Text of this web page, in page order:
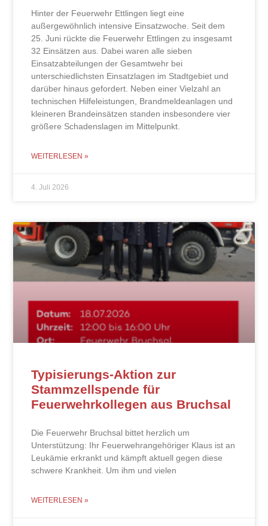
Hinter der Feuerwehr Ettlingen liegt eine
außergewöhnlich intensive Einsatzwoche. Seit dem
25. Juni rückte die Feuerwehr Ettlingen zu insgesamt
32 Einsätzen aus. Dabei waren alle sieben
Einsatzabteilungen der Gesamtwehr bei
unterschiedlichsten Einsatzlagen im Stadtgebiet und
darüber hinaus gefordert. Neben einer Vielzahl an
technischen Hilfeleistungen, Brandmeldeanlagen und
kleineren Brandeinsätzen standen insbesondere vier
größere Schadenslagen im Mittelpunkt.
WEITERLESEN »
4. Juli 2026
Typisierungs-Aktion zur
Stammzellspende für
Feuerwehrkollegen aus Bruchsal
Die Feuerwehr Bruchsal bittet herzlich um
Unterstützung: Ihr Feuerwehrangehöriger Klaus ist an
Leukämie erkrankt und kämpft aktuell gegen diese
schwere Krankheit. Um ihm und vielen
WEITERLESEN »